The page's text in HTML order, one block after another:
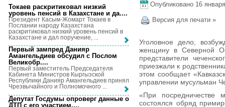
Опубликовано 16
Версия для печати »
Уголовное дело,
женщину в Северной
представители
приезжали к
этом сообщает
управлении мусульман
«При посредничестве
состоялся обряд
Токаев раскритиковал низкий
уровень пенсий в Казахстане и да....
Президент Касым-Жомарт Токаев в
Послании народу Казахстана
раскритиковал низкий уровень пенсий в
Казахстане и дал поручение, ...
Первый зампред Данияр
Амангельдиев обсудил с Послом
Великобр....
Первый заместитель Председателя
Кабинета Министров Кыргызской
Республики Данияр Амангельдиев принял
Чрезвычайного и Полномочного ...
Депутат Госдумы опроверг данные о
ДТП с его участием....